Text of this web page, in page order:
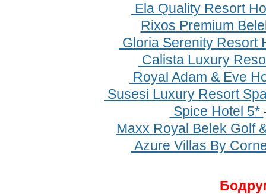
Ela Quality Resort
Rixos Premium
Gloria Serenity Resort
Calista Luxury
Royal Adam & Eve
Susesi Luxury Resort
Spice Hotel 5*
Maxx Royal Belek Golf
Azure Villas By